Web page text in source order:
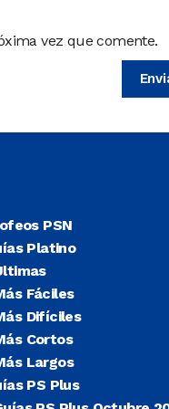
vez que comente.
PSN
Platino
Fáciles
Difíciles
Cortos
Largos
PS Plus